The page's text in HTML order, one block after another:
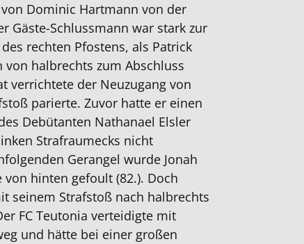
Dominic Hartmann von der
Gäste-Schlussmann war stark zur
rechten Pfostens, als Patrick
halbrechts zum Abschluss
verrichtete der Neuzugang von
parierte. Zuvor hatte er einen
Debütanten Nathanael Elsler
Strafraumecks nicht
Gerangel wurde Jonah
hinten gefoult (82.). Doch
seinem Strafstoß nach halbrechts
FC Teutonia verteidigte mit
und hätte bei einer großen